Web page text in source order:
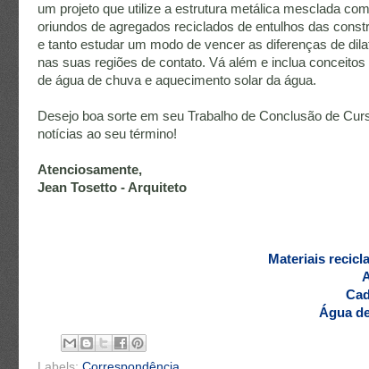
um projeto que utilize a estrutura metálica mesclada
oriundos de agregados reciclados de entulhos das
e tanto estudar um modo de vencer as diferenças de
nas suas regiões de contato. Vá além e inclua
de água de chuva e aquecimento solar da água.
Desejo boa sorte em seu Trabalho de Conclusão de
notícias ao seu término!
Atenciosamente,
Jean Tosetto - Arquiteto
Materiais
Água